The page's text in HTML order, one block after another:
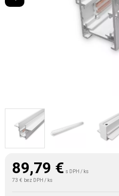
89,79 € s DPH / ks
73 € bez DPH / ks